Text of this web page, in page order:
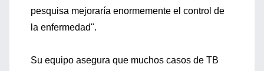
pesquisa mejoraría enormemente el control de
la enfermedad".
Su equipo asegura que muchos casos de TB